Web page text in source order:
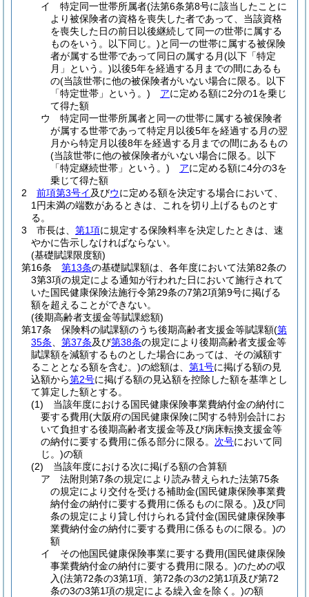
イ
特定同一世帯所属者(法第6条第8号に該当したことに
より被保険者の資格を喪失した者であって、当該資格
を喪失した日の前日以後継続して同一の世帯に属する
ものをいう。以下同じ。)と同一の世帯に属する被保険
者が属する世帯であって同日の属する月(以下「特定
月」という。)以後5年を経過する月までの間にあるも
の(当該世帯に他の被保険者がいない場合に限る。以下
「特定世帯」という。)
アに定める額に2分の1を乗じ
て得た額
ウ
特定同一世帯所属者と同一の世帯に属する被保険者
が属する世帯であって特定月以後5年を経過する月の翌
月から特定月以後8年を経過する月までの間にあるもの
(当該世帯に他の被保険者がいない場合に限る。以下
「特定継続世帯」という。)
アに定める額に4分の3を
乗じて得た額
2
前項第3号イ及びウに定める額を決定する場合において、
1円未満の端数があるときは、これを切り上げるものとす
る。
3
市長は、 第1項に規定する保険料率を決定したときは、速
やかに告示しなければならない。
(基礎賦課限度額)
第16条
第13条の基礎賦課額は、各年度において法第82条の
3第3項の規定による通知が行われた日において施行されて
いた国民健康保険法施行令第29条の7第2項第9号に掲げる
額を超えることができない。
(後期高齢者支援金等賦課総額)
第17条
保険料の賦課額のうち後期高齢者支援金等賦課額(第
35条
第37条及び第38条の規定により後期高齢者支援金等
賦課額を減額するものとした場合にあっては、その減額す
ることとなる額を含む。)の総額は、 第1号に掲げる額の見
込額から第2号に掲げる額の見込額を控除した額を基準とし
て算定した額とする。
(1)
当該年度における国民健康保険事業費納付金の納付に
要する費用(大阪府の国民健康保険に関する特別会計にお
いて負担する後期高齢者支援金等及び病床転換支援金等
の納付に要する費用に係る部分に限る。 次号において同
じ。)の額
(2)
当該年度における次に掲げる額の合算額
ア
法附則第7条の規定により読み替えられた法第75条
の規定により交付を受ける補助金(国民健康保険事業費
納付金の納付に要する費用に係るものに限る。)及び同
条の規定により貸し付けられる貸付金(国民健康保険事
業費納付金の納付に要する費用に係るものに限る。)の
額
イ
その他国民健康保険事業に要する費用(国民健康保険
事業費納付金の納付に要する費用に限る。)のための収
入(法第72条の3第1項、第72条の3の2第1項及び第72
条の3の3第1項の規定による繰入金を除く。)の額